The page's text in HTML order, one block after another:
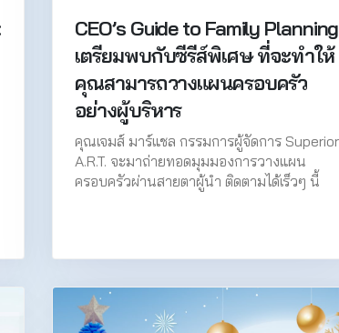
CEO’s Guide to Family
เตรียมพบกับซีรีส์พิเศษ ที่จะทำให้
คุณสามารถวางแผนครอบครัว
อย่างผู้บริหาร
คุณเจมส์ มาร์แชล กรรมการผู้จัดการ Superior
A.R.T. จะมาถ่ายทอดมุมมองการวางแผน
ครอบครัวผ่านสายตาผู้นำ ติดตามได้เร็วๆ นี้